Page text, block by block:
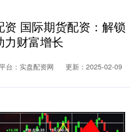
国际期货配资：解锁
财富增长
台：实盘配资网
更新：2025-02-09